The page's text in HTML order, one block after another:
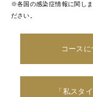
※各国の感染症情報に関しま
ださい。
コース
「私スタ